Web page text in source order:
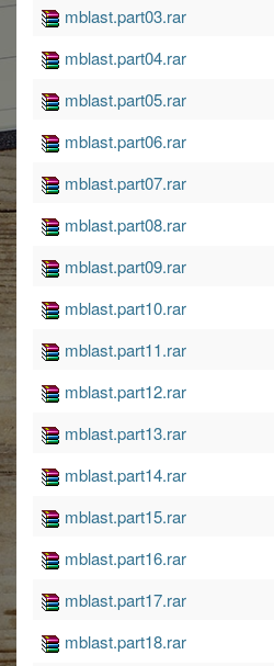
mblast.part03.rar
mblast.part04.rar
mblast.part05.rar
mblast.part06.rar
mblast.part07.rar
mblast.part08.rar
mblast.part09.rar
mblast.part10.rar
mblast.part11.rar
mblast.part12.rar
mblast.part13.rar
mblast.part14.rar
mblast.part15.rar
mblast.part16.rar
mblast.part17.rar
mblast.part18.rar